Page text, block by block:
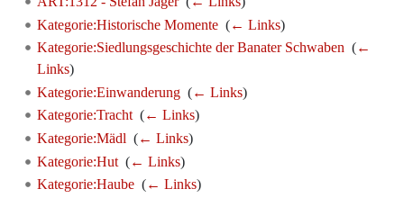
Kategorie:Historische Momente‎ (← Links)
Kategorie:Siedlungsgeschichte der Banater Schwaben (←
Links)
Kategorie:Einwanderung‎ (← Links)
Kategorie:Tracht‎ (← Links)
Kategorie:Mädl (← Links)
Kategorie:Hut‎ (← Links)
Kategorie:Haube‎ (← Links)